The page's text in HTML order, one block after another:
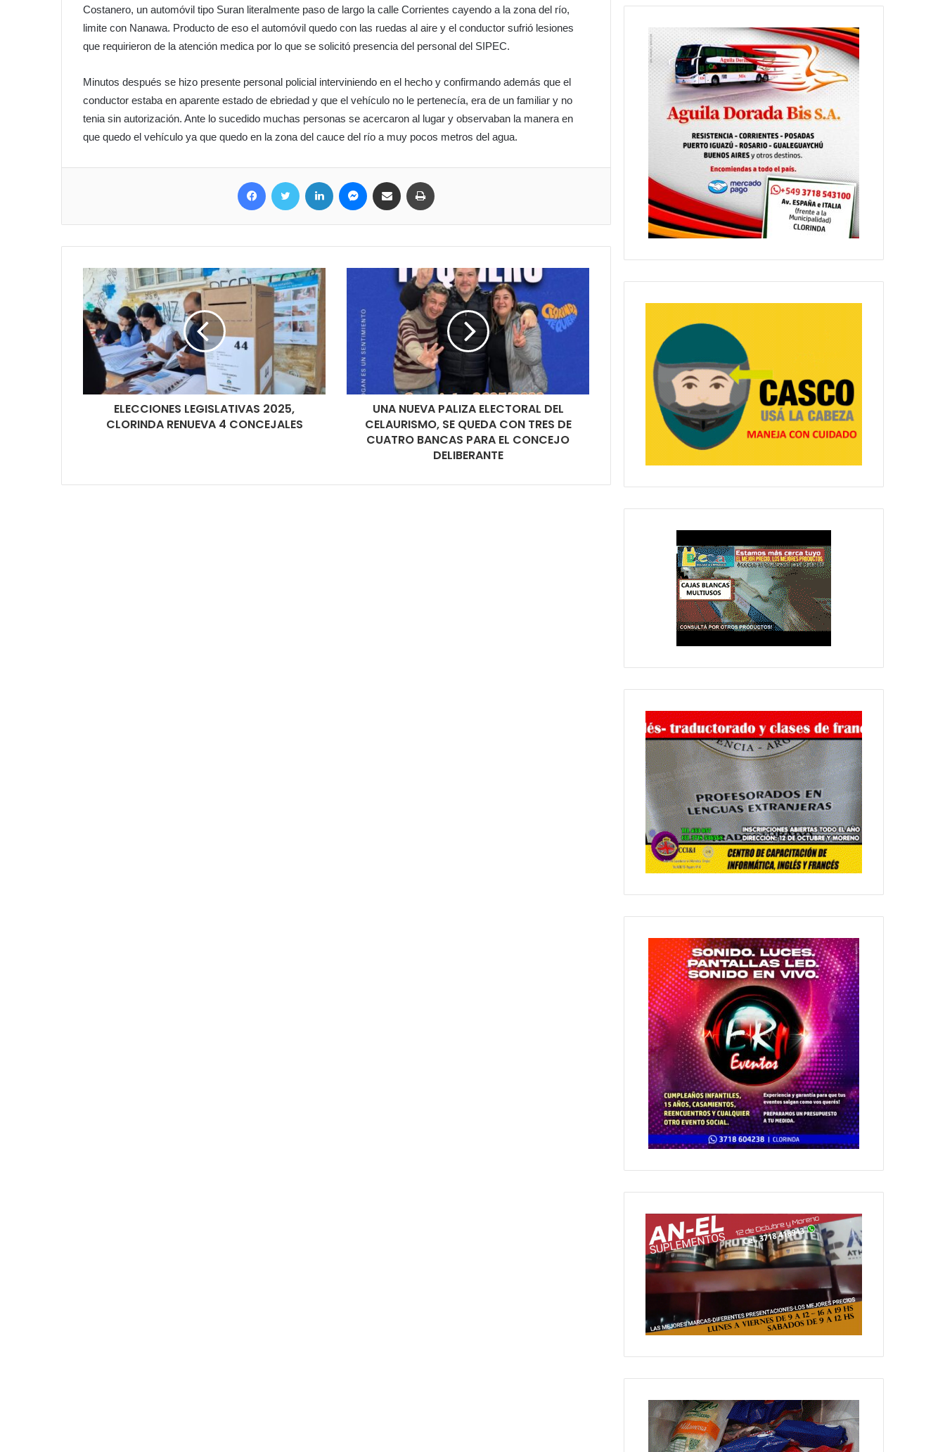
Costanero, un automóvil tipo Suran literalmente paso de largo la calle Corrientes cayendo a la zona del río,
limite con Nanawa. Producto de eso el automóvil quedo con las ruedas al aire y el conductor sufrió lesiones
que requirieron de la atención medica por lo que se solicitó presencia del personal del SIPEC.
Minutos después se hizo presente personal policial interviniendo en el hecho y confirmando además que el
conductor estaba en aparente estado de ebriedad y que el vehículo no le pertenecía, era de un familiar y no
tenia sin autorización. Ante lo sucedido muchas personas se acercaron al lugar y observaban la manera en
que quedo el vehículo ya que quedo en la zona del cauce del río a muy pocos metros del agua.
ELECCIONES LEGISLATIVAS 2025,
CLORINDA RENUEVA 4 CONCEJALES
UNA NUEVA PALIZA ELECTORAL DEL
CELAURISMO, SE QUEDA CON TRES DE
CUATRO BANCAS PARA EL CONCEJO
DELIBERANTE